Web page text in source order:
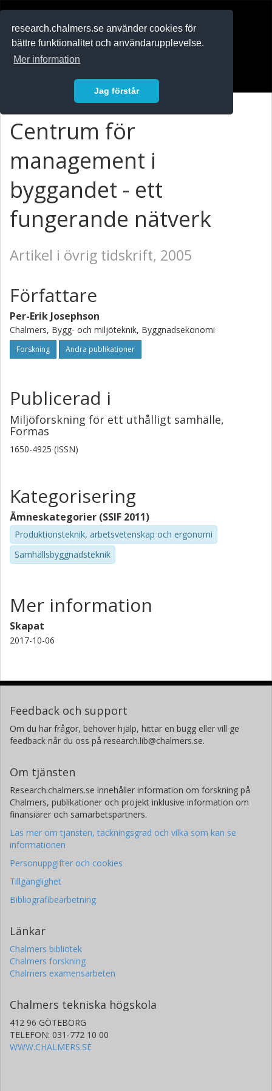
research.chalmers.se använder cookies för
bättre funktionalitet och användarupplevelse.
Mer information
Jag förstår
Centrum för
management i
byggandet - ett
fungerande nätverk
Artikel i övrig tidskrift, 2005
Författare
Per-Erik Josephson
Chalmers, Bygg- och miljöteknik, Byggnadsekonomi
Forskning Andra publikationer
Publicerad i
Miljöforskning för ett uthålligt samhälle,
Formas
1650-4925 (ISSN)
Kategorisering
Ämneskategorier (SSIF 2011)
Produktionsteknik, arbetsvetenskap och ergonomi
Samhällsbyggnadsteknik
Mer information
Skapat
2017-10-06
Feedback och support
Om du har frågor, behöver hjälp, hittar en bugg eller vill ge
feedback når du oss på research.lib@chalmers.se.
Om tjänsten
Research.chalmers.se innehåller information om forskning på
Chalmers, publikationer och projekt inklusive information om
finansiärer och samarbetspartners.
Läs mer om tjänsten, täckningsgrad och vilka som kan se
informationen
Personuppgifter och cookies
Tillgänglighet
Bibliografibearbetning
Länkar
Chalmers bibliotek
Chalmers forskning
Chalmers examensarbeten
Chalmers tekniska högskola
412 96 GÖTEBORG
TELEFON: 031-772 10 00
WWW.CHALMERS.SE